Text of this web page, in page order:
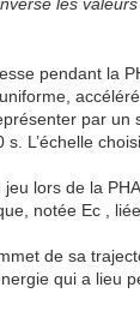
pendant la
par
L’échelle
lors de la
notée Ec ,
de sa
qui a lieu